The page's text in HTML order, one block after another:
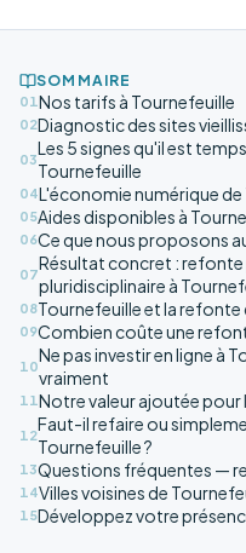
SOMMAIRE
01Nos tarifs à Tournefeuille
02Diagnostic des sites
03
Les 5 signes qu'il est
Tournefeuille
04L'économie numérique
05Aides disponibles à
06Ce que nous proposons
07
Résultat concret :
pluridisciplinaire à
08Tournefeuille et la refonte
09Combien coûte une
10
Ne pas investir en ligne à
vraiment
11Notre valeur ajoutée pour
12
Faut-il refaire ou
Tournefeuille ?
13Questions fréquentes —
14Villes voisines de
15Développez votre